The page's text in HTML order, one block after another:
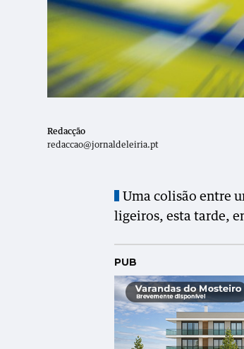
Redacção
redaccao@jornaldeleiria.pt
Uma colisão entre
ligeiros, esta tarde,
PUB